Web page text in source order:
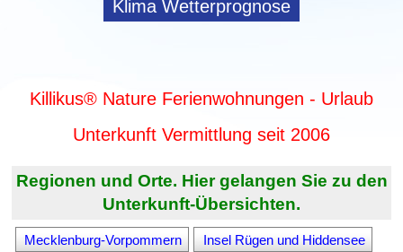
Klima Wetterprognose
Killikus® Nature Ferienwohnungen - Urlaub
Unterkunft Vermittlung seit 2006
Regionen und Orte. Hier gelangen Sie zu den
Unterkunft-Übersichten.
Mecklenburg-Vorpommern Insel Rügen und Hiddensee